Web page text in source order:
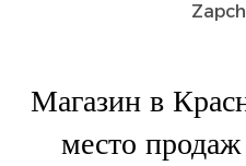
Магазин в
место продаж